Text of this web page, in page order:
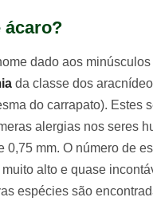
ácaro?
dado aos
da classe dos
do carrapato). Estes
alergias nos seres
0,75 mm. O número de
alto e quase
espécies são